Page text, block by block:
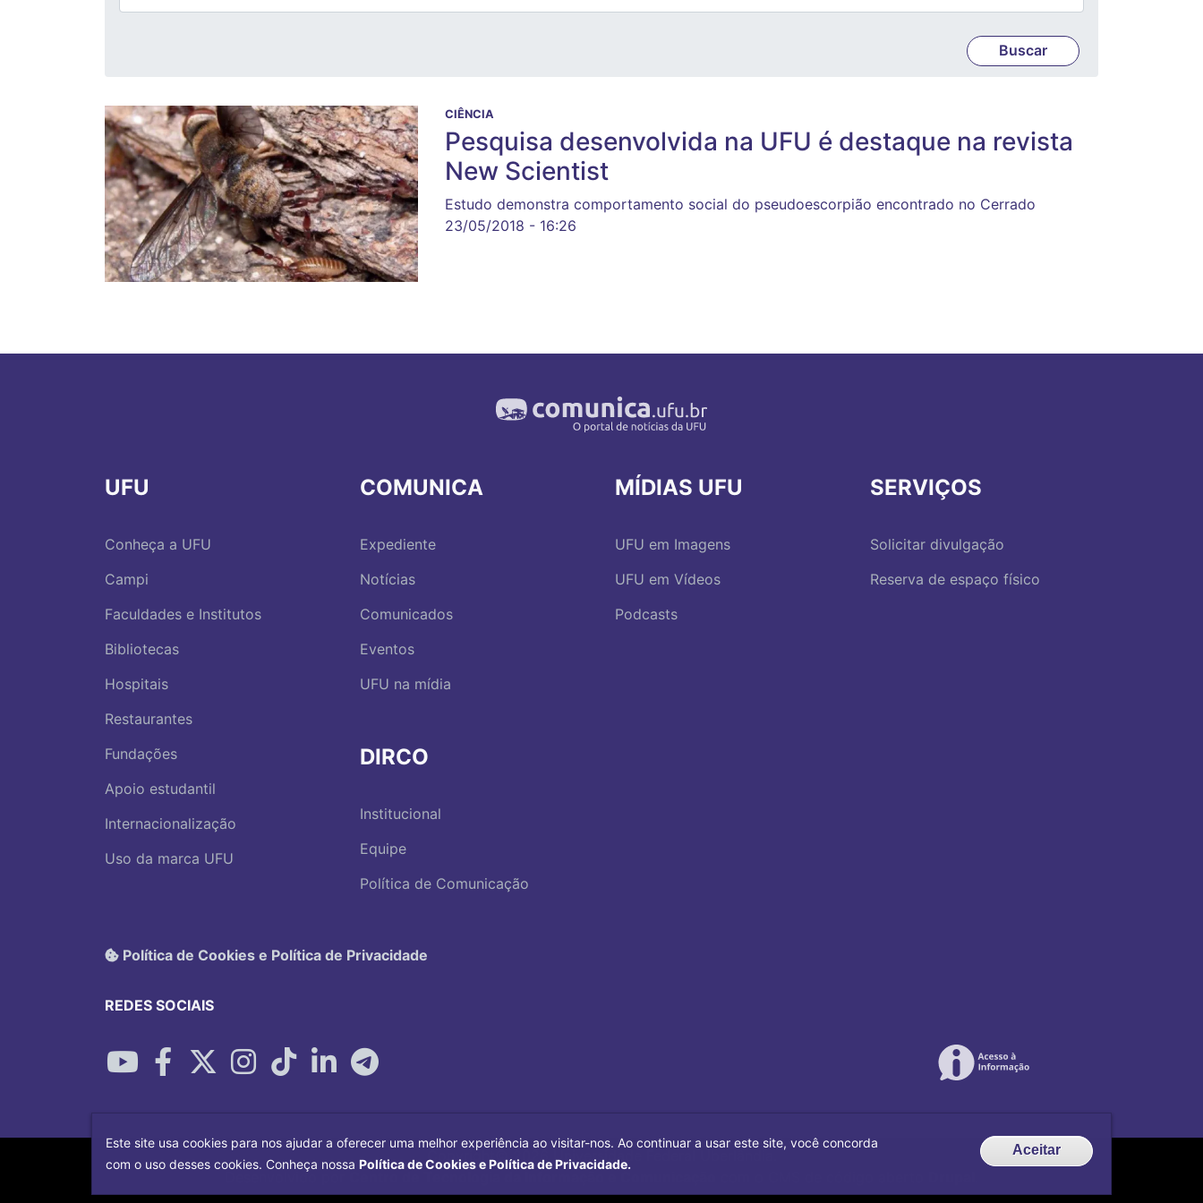
CIÊNCIA
Pesquisa desenvolvida na UFU é destaque na revista
New Scientist
Estudo demonstra comportamento social do pseudoescorpião encontrado no Cerrado
23/05/2018 - 16:26
UFU
Conheça a UFU
Campi
Faculdades e Institutos
Bibliotecas
Hospitais
Restaurantes
Fundações
Apoio estudantil
Internacionalização
Uso da marca UFU
COMUNICA
Expediente
Notícias
Comunicados
Eventos
UFU na mídia
DIRCO
Institucional
Equipe
Política de Comunicação
MÍDIAS UFU
UFU em Imagens
UFU em Vídeos
Podcasts
SERVIÇOS
Solicitar divulgação
Reserva de espaço físico
Política de Cookies e Política de Privacidade
REDES SOCIAIS
Copyright© 2026
Universidade Federal Uberlândia.
Desenvolvido por
Este site usa cookies para nos ajudar a oferecer uma melhor experiência ao visitar-nos. Ao continuar a usar este site, você concorda
com o uso desses cookies. Conheça nossa Política de Cookies e Política de Privacidade.
Aceitar